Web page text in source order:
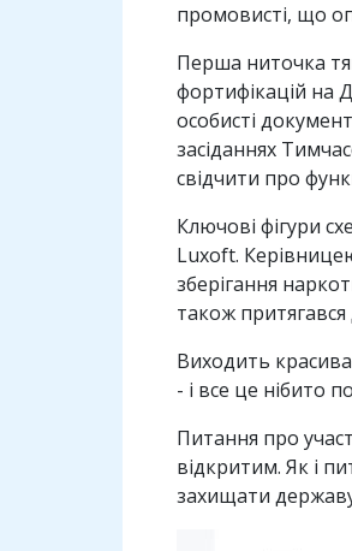
промовисті, що
Перша ниточка
фортифікацій на
особисті
засіданнях
свідчити про
Ключові фігури
Luxoft.
зберігання
також притягався
Виходить
- і все це нібито
Питання про
відкритим. Як і
захищати